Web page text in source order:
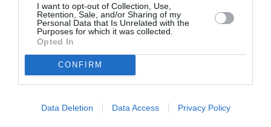
I want to opt-out of Collection, Use,
Retention, Sale, and/or Sharing of my
Personal Data that Is Unrelated with the
Purposes for which it was collected.
Opted In
CONFIRM
Data Deletion Data Access Privacy Policy
Δημοφιλή Άρθρα